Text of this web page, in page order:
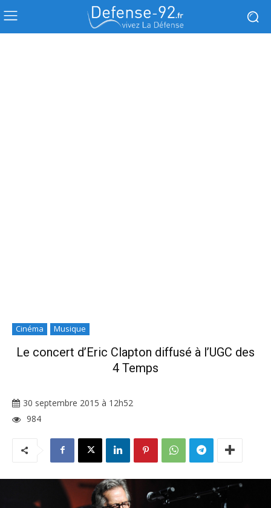
Cinéma Musique
Le concert d’Eric Clapton diffusé à l’UGC des
4 Temps
30 septembre 2015 à 12h52
984